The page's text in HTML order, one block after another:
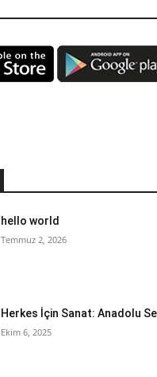
hello world
Temmuz 2, 2026
Herkes İçin Sanat: Anadolu
Ekim 6, 2025